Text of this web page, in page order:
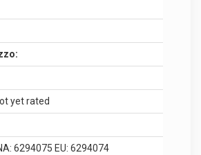
yet rated
6294075 EU: 6294074